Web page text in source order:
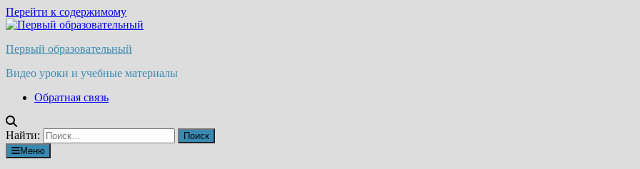
Перейти к содержимому
Первый образовательный
Видео уроки и учебные материалы
Обратная связь
Найти:
Меню